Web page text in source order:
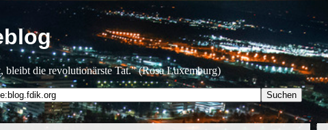
bleibt die revolutionärste Tat.” (Rosa Luxemburg)